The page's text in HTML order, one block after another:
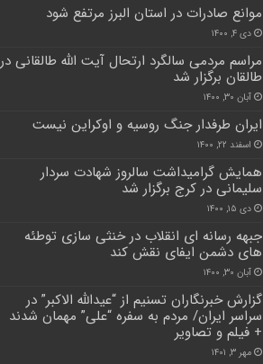
موانع صادرات در استان البرز مرتفع شود
دی ۴, ۱۴۰۰
مراسم مردمی سالگرد ارتحال آیت الله طالقانی در
طالقان برگزار شد
آبان ۳۰, ۱۴۰۰
ایران طرفدار جنگ روسیه و اوکراین نیست
اسفند ۲۲, ۱۴۰۰
همایش گرامیداشت سالروز شهادت سردار
سلیمانی در کرج برگزار شد
دی ۱۵, ۱۴۰۰
جبهه رسانه ای انقلاب در خنثی سازی توطئه
های دشمن ایفای نقش کند
آبان ۳۰, ۱۴۰۰
گزارش خبرنگاران تسنیم از “عیدالله الاکبر” در
سراسر ایران/ مردم به سفره “علی” مهمان شدند
+ فیلم و تصاویر
مهر ۳, ۱۴۰۱